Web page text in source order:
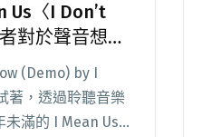
Us〈I Don’t
對於聲音想像
(Demo) by I
著，透過聆聽音樂
滿的 I Mean Us，